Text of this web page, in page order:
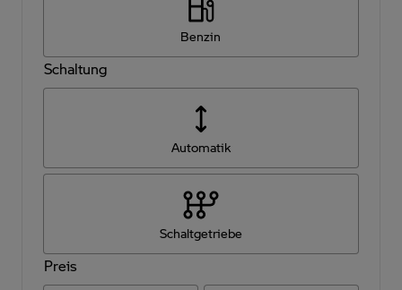
Benzin
Schaltung
Automatik
Schaltgetriebe
Preis